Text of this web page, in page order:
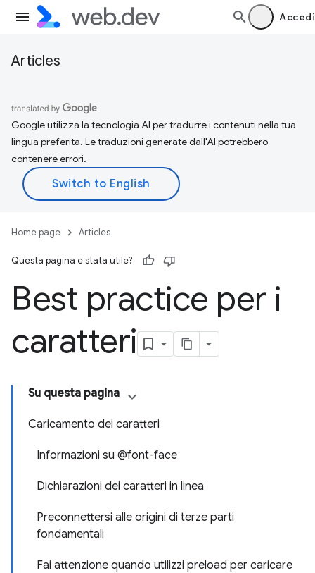
Accedi
Articles
Google utilizza la tecnologia AI per tradurre i contenuti nella tua
lingua preferita. Le traduzioni generate dall'AI potrebbero
contenere errori.
Home page Articles
Questa pagina è stata utile?
Best practice per i
caratteri
Su questa pagina
Caricamento dei caratteri
Informazioni su @font-face
Dichiarazioni dei caratteri in linea
Preconnettersi alle origini di terze parti
fondamentali
Fai attenzione quando utilizzi preload per caricare